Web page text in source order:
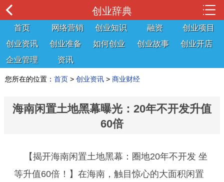
创业辞典
首页 网络营销 创业知识 融资
创业项目
创业资讯
创业准备 如何创业 创业故事
创业开店
企业管理
资讯
您所在的位置： 首页 > 创业资讯 > 商业财经
海南闲置土地黑幕曝光：20年不开发升值
60倍
【揭开海南闲置土地黑幕：圈地20年不开发 坐
等升值60倍！】在海南，触目惊心的大面积闲置